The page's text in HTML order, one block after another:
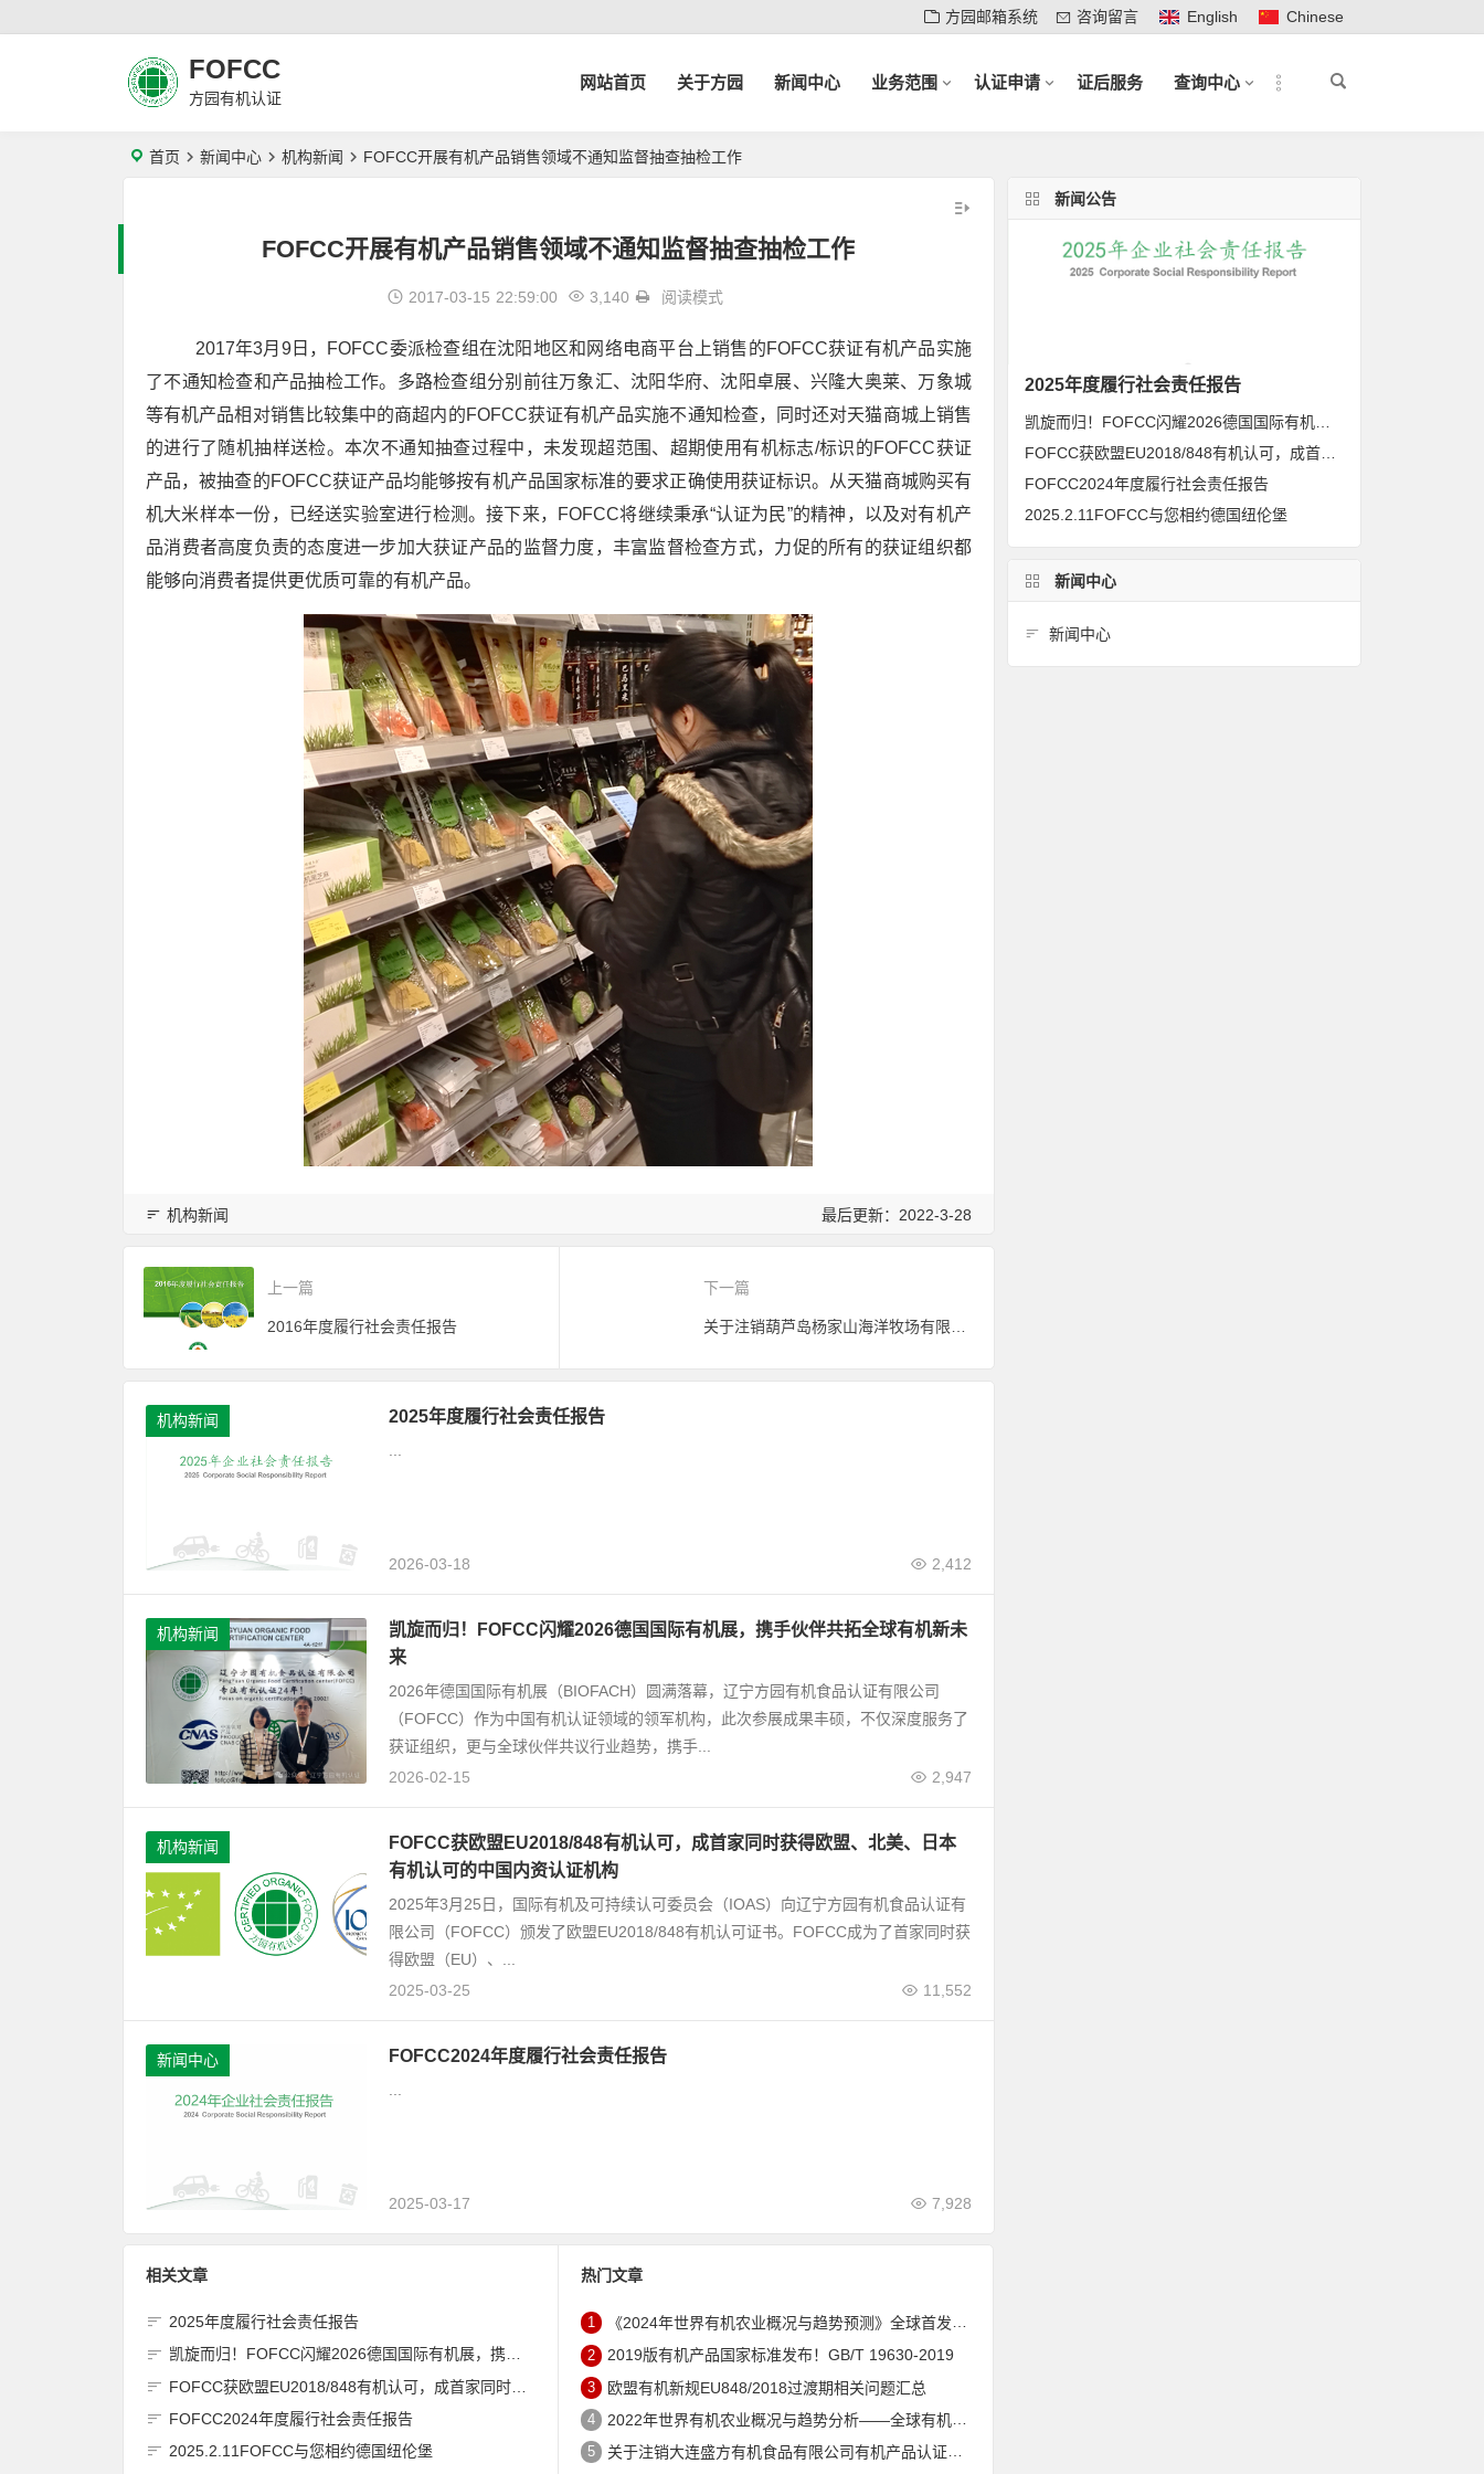
方园邮箱系统 咨询留言 English Chinese
FOFCC
方园有机认证
网站首页 关于方园 新闻中心 业务范围 认证申请 证后服务 查询中心
首页 新闻中心 机构新闻 FOFCC开展有机产品销售领域不通知监督抽查抽检工作
FOFCC开展有机产品销售领域不通知监督抽查抽检工作
2017-03-15 22:59:00 3,140 阅读模式
2017年3月9日，FOFCC委派检查组在沈阳地区和网络电商平台上销售的FOFCC获证有机产品实施
了不通知检查和产品抽检工作。多路检查组分别前往万象汇、沈阳华府、沈阳卓展、兴隆大奥莱、万象城
等有机产品相对销售比较集中的商超内的FOFCC获证有机产品实施不通知检查，同时还对天猫商城上销售
的进行了随机抽样送检。本次不通知抽查过程中，未发现超范围、超期使用有机标志/标识的FOFCC获证
产品，被抽查的FOFCC获证产品均能够按有机产品国家标准的要求正确使用获证标识。从天猫商城购买有
机大米样本一份，已经送实验室进行检测。接下来，FOFCC将继续秉承“认证为民”的精神，以及对有机产
品消费者高度负责的态度进一步加大获证产品的监督力度，丰富监督检查方式，力促的所有的获证组织都
能够向消费者提供更优质可靠的有机产品。
机构新闻 最后更新：2022-3-28
上一篇
2016年度履行社会责任报告
下一篇
机构新闻 2025年度履行社会责任报告
2026-03-18 2,412
机构新闻
凯旋而归！FOFCC闪耀2026德国国际有机展，携手伙伴共拓全球有机新未
来
2026年德国国际有机展（BIOFACH）圆满落幕，辽宁方园有机食品认证有限公司
（FOFCC）作为中国有机认证领域的领军机构，此次参展成果丰硕，不仅深度服务了
获证组织，更与全球伙伴共议行业趋势，携手...
2026-02-15
2,947
机构新闻
FOFCC获欧盟EU2018/848有机认可，成首家同时获得欧盟、北美、日本
有机认可的中国内资认证机构
2025年3月25日，国际有机及可持续认可委员会（IOAS）向辽宁方园有机食品认证有
限公司（FOFCC）颁发了欧盟EU2018/848有机认可证书。FOFCC成为了首家同时获
得欧盟（EU）、...
2025-03-25
11,552
新闻中心 FOFCC2024年度履行社会责任报告
2025-03-17 7,928
相关文章
2025年度履行社会责任报告
凯旋而归！FOFCC闪耀2026德国国际有机展，携手伙伴共拓全球有机新未来
FOFCC获欧盟EU2018/848有机认可，成首家同时获得欧盟、北美、日本有机认可的中国内资认证机构
FOFCC2024年度履行社会责任报告
2025.2.11FOFCC与您相约德国纽伦堡
热门文章
1 《2024年世界有机农业概况与趋势预测》全球首发 – 中国有机市场规模跻身世界第三
2 2019版有机产品国家标准发布！GB/T 19630-2019
3 欧盟有机新规EU848/2018过渡期相关问题汇总
4 2022年世界有机农业概况与趋势分析——全球有机农地现状与有机食品（含饮料）市场
5 关于注销大连盛方有机食品有限公司有机产品认证证书的公告
新闻公告
2025年度履行社会责任报告
FOFCC2024年度履行社会责任报告
2025.2.11FOFCC与您相约德国纽伦堡
新闻中心
新闻中心